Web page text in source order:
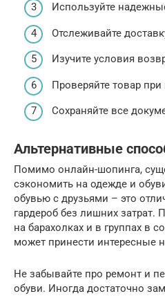
Используйте
Отслеживайте
Изучите условия
Проверяйте товар
Сохраняйте все
Альтернативные
Помимо онлайн-шопинга,
сэкономить на одежде и
обувью с друзьями – это
гардероб без лишних затрат.
на барахолках и в группах в
может принести интересные
Не забывайте про ремонт и
обуви. Иногда достаточно